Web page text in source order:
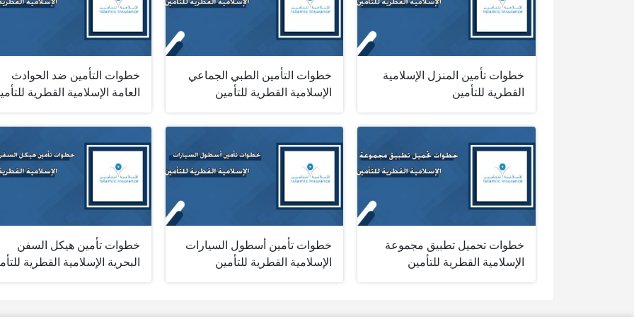
خطوات تأمين المنزل الإسلامية
القطرية للتأمين
خطوات التأمين الطبي الجماعي
الإسلامية القطرية للتأمين
خطوات التأمين ضد الحوادث
العامة الإسلامية القطرية
خطوات تحميل تطبيق مجموعة
الإسلامية القطرية للتأمين
خطوات تأمين أسطول السيارات
الإسلامية القطرية للتأمين
خطوات تأمين هيكل السفن
البحرية الإسلامية القطرية